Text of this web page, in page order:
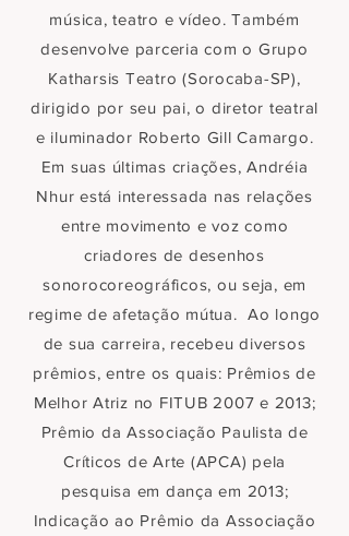
música, teatro e vídeo. Também
desenvolve parceria com o Grupo
Katharsis Teatro (Sorocaba-SP),
dirigido por seu pai, o diretor teatral
e iluminador Roberto Gill Camargo.
Em suas últimas criações, Andréia
Nhur está interessada nas relações
entre movimento e voz como
criadores de desenhos
sonorocoreográficos, ou seja, em
regime de afetação mútua. Ao longo
de sua carreira, recebeu diversos
prêmios, entre os quais: Prêmios de
Melhor Atriz no FITUB 2007 e 2013;
Prêmio da Associação Paulista de
Críticos de Arte (APCA) pela
pesquisa em dança em 2013;
Indicação ao Prêmio da Associação